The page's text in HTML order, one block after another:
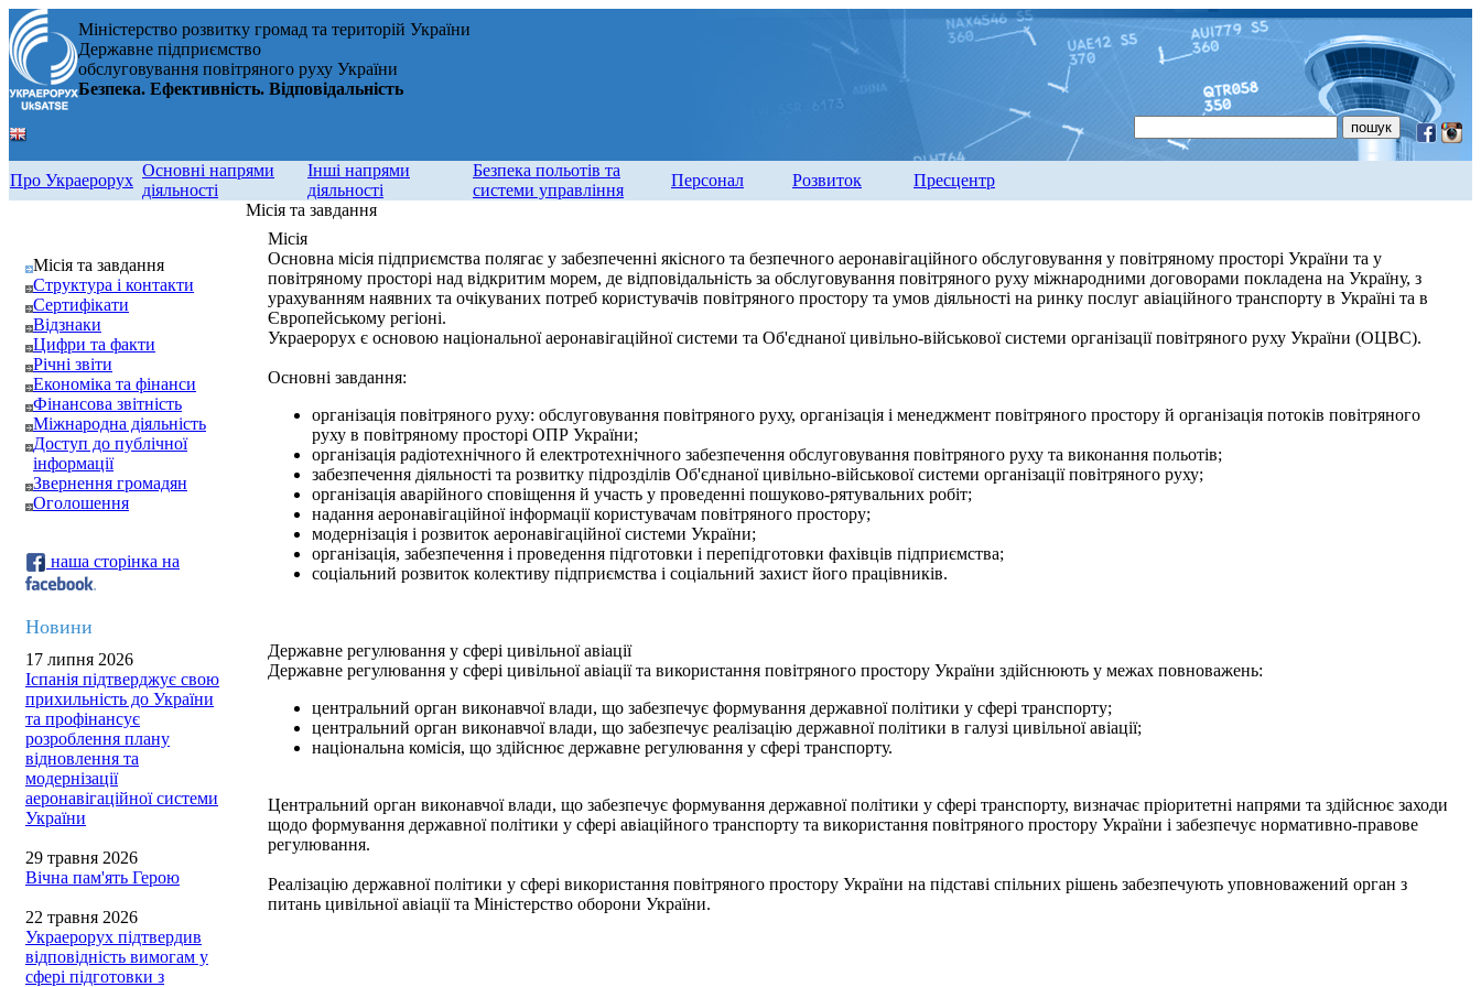
Міністерство розвитку громад та територій України
Державне підприємство
обслуговування повітряного руху України
Безпека. Ефективність. Відповідальність
Про Украерорух
Основні напрями
діяльності
Інші напрями
діяльності
Безпека польотів та
системи управління
Персонал Розвиток Пресцентр
Місія та завдання
Структура і контакти
Сертифікати
Відзнаки
Цифри та факти
Річні звіти
Економіка та фінанси
Фінансова звітність
Міжнародна діяльність
Доступ до публічної
інформації
Звернення громадян
Оголошення
наша сторінка на
Новини
17 липня 2026
Іспанія підтверджує свою
прихильність до України
та профінансує
розроблення плану
відновлення та
модернізації
аеронавігаційної системи
України
29 травня 2026
Вічна пам'ять Герою
22 травня 2026
Украерорух підтвердив
відповідність вимогам у
сфері підготовки з
Місія та завдання
Місія
Основна місія підприємства полягає у забезпеченні якісного та безпечного аеронавігаційного обслуговування у повітряному просторі України та у
повітряному просторі над відкритим морем, де відповідальність за обслуговування повітряного руху міжнародними договорами покладена на Україну, з
урахуванням наявних та очікуваних потреб користувачів повітряного простору та умов діяльності на ринку послуг авіаційного транспорту в Україні та в
Європейському регіоні.
Украерорух є основою національної аеронавігаційної системи та Об'єднаної цивільно-військової системи організації повітряного руху України (ОЦВС).
Основні завдання:
організація повітряного руху: обслуговування повітряного руху, організація і менеджмент повітряного простору й організація потоків повітряного
руху в повітряному просторі ОПР України;
організація радіотехнічного й електротехнічного забезпечення обслуговування повітряного руху та виконання польотів;
забезпечення діяльності та розвитку підрозділів Об'єднаної цивільно-військової системи організації повітряного руху;
організація аварійного сповіщення й участь у проведенні пошуково-рятувальних робіт;
надання аеронавігаційної інформації користувачам повітряного простору;
модернізація і розвиток аеронавігаційної системи України;
організація, забезпечення і проведення підготовки і перепідготовки фахівців підприємства;
соціальний розвиток колективу підприємства і соціальний захист його працівників.
Державне регулювання у сфері цивільної авіації
Державне регулювання у сфері цивільної авіації та використання повітряного простору України здійснюють у межах повноважень:
центральний орган виконавчої влади, що забезпечує формування державної політики у сфері транспорту;
центральний орган виконавчої влади, що забезпечує реалізацію державної політики в галузі цивільної авіації;
національна комісія, що здійснює державне регулювання у сфері транспорту.
Центральний орган виконавчої влади, що забезпечує формування державної політики у сфері транспорту, визначає пріоритетні напрями та здійснює заходи
щодо формування державної політики у сфері авіаційного транспорту та використання повітряного простору України і забезпечує нормативно-правове
регулювання.
Реалізацію державної політики у сфері використання повітряного простору України на підставі спільних рішень забезпечують уповноважений орган з
питань цивільної авіації та Міністерство оборони України.